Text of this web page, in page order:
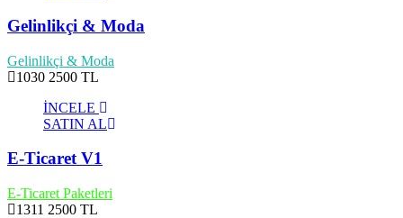
Gelinlikçi & Moda
Gelinlikçi & Moda
1030 2500 TL
İNCELE
SATIN AL
E-Ticaret V1
E-Ticaret Paketleri
1311 2500 TL